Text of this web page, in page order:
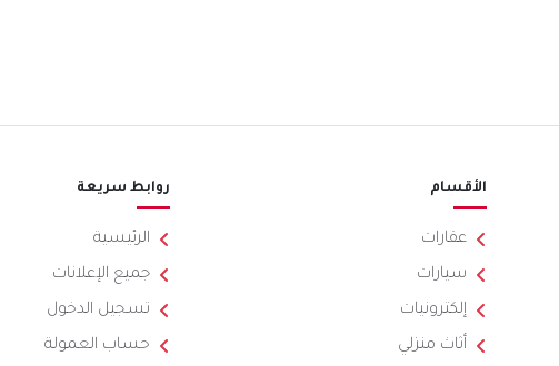
الأقسام
عقارات
سيارات
إلكترونيات
أثاث منزلي
روابط سريعة
الرئيسية
جميع الإعلانات
تسجيل الدخول
حساب العمولة